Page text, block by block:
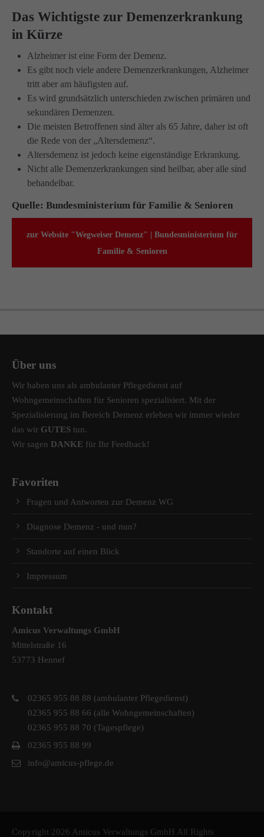
Das Wichtigste zur Demenzerkrankung
in Kürze
Alzheimer ist eine Form der Demenz.
Es gibt noch viele andere Demenzerkrankungen, Alzheimer
tritt aber am häufigsten auf.
Es wird grundsätzlich unterschieden zwischen primären und
sekundären Demenzen.
Die meisten Betroffenen sind älter als 65 Jahre, daher ist oft
die Rede von der „Altersdemenz“.
Altersdemenz ist jedoch keine eigenständige Erkrankung.
Nicht alle Demenzerkrankungen sind heilbar, aber alle sind
behandelbar.
Quelle: Bundesministerium für Familie & Senioren
zur Website "Wegweiser Demenz" | Bundesministerium für
Familie & Senioren
Über uns
Wir haben uns als ambulanter Pflegedienst auf
Wohngemeinschaften für Senioren spezialisiert. Mit der
Spezialisierung im Bereich Demenz erleben wir immer wieder
das wir GUTES tun.
Wir sagen DANKE für Ihr Feedback!
Favoriten
Fragen und Antworten zur Demenz WG
Diagnose Demenz - und nun?
Standorte auf einen Blick
Impressum
Kontakt
Amicus Verwaltungs GmbH
Mittelstraße 16
53773 Hennef
02365 955 88 88 (ambulanter Pflegedienst)
02365 955 88 66 (alle Wohngemeinschaften)
02365 955 88 70 (Tagespflege)
02365 955 88 99
info@amicus-pflege.de
Copyright 2026 Amicus Verwaltungs GmbH All Rights